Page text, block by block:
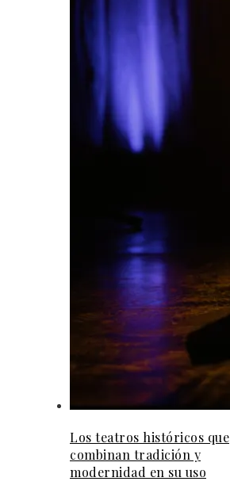
Los teatros históricos que
combinan tradición y
modernidad en su uso